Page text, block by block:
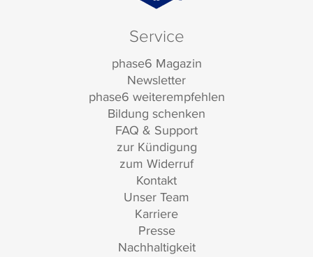
Service
phase6 Magazin
Newsletter
phase6 weiterempfehlen
Bildung schenken
FAQ & Support
zur Kündigung
zum Widerruf
Kontakt
Unser Team
Karriere
Presse
Nachhaltigkeit